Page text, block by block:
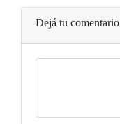
Dejá tu comentario